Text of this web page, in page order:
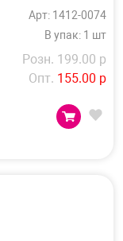
Арт: 1412-0074
В упак: 1 шт
Розн. 199.00 р
Опт. 155.00 р